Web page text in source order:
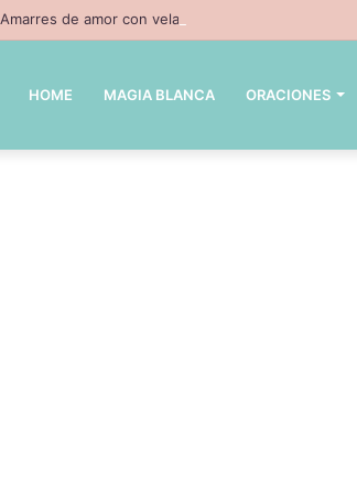
Amarres de amor con velas – 3 hechizos con velas
HOME MAGIA BLANCA ORACIONES